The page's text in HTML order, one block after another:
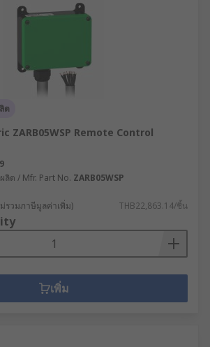
ต
ZARB05WSP Remote Control
ลิต / Mfr. Part No. ZARB05WSP
รวมภาษีมูลค่าเพิ่ม) THB22,863.14/ชิ้น
เพิ่ม